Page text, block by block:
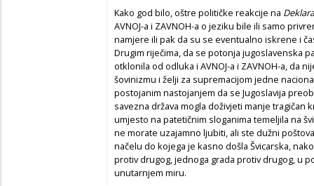
Kako god bilo, oštre političke reakcije na
AVNOJ-a i ZAVNOH-a o jeziku bile ili samo
namjere ili pak da su se eventualno iskrene i
Drugim riječima, da se potonja jugoslavenska
otklonila od odluka i AVNOJ-a i ZAVNOH-a, da
šovinizmu i želji za supremacijom jedne
postojanim nastojanjem da se Jugoslavija
savezna država mogla doživjeti manje tragičan
umjesto na patetičnim sloganima temeljila na
ne morate uzajamno ljubiti, ali ste dužni
načelu do kojega je kasno došla Švicarska,
protiv drugog, jednoga grada protiv drugog, u
unutarnjem miru.